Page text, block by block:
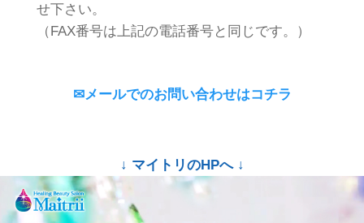
せ下さい。
（FAX番号は上記の電話番号と同じです。）
✉メールでのお問い合わせはコチラ
↓ マイトリのHPへ ↓